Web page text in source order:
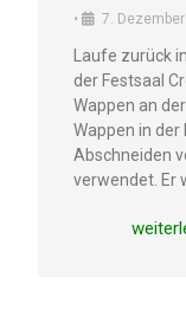
• 7. Dezem­ber
Laufe zurück
der Festsaal
Wappen an
Wappen in
Abschnei­den
verwen­det. Er